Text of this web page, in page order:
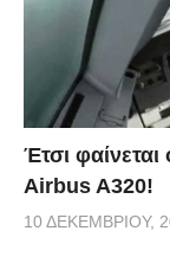
Έτσι
Airbus A320!
10 ΔΕΚΕΜΒΡΊΟΥ,